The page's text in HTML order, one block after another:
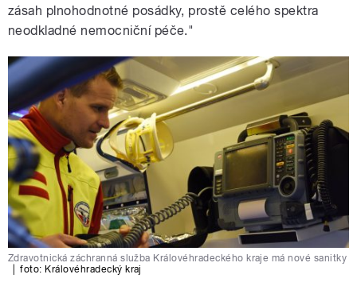
zásah plnohodnotné posádky, prostě celého spektra
neodkladné nemocniční péče."
Zdravotnická záchranná služba Královéhradeckého kraje má nové sanitky
foto: Královéhradecký kraj